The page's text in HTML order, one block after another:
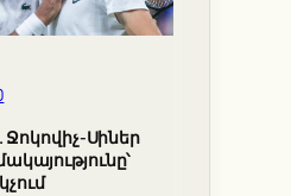
Ջոկովիչ-Սիներ